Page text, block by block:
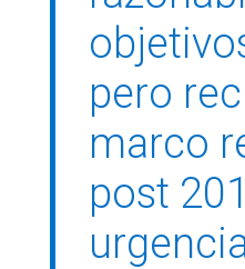
pero
marco
post